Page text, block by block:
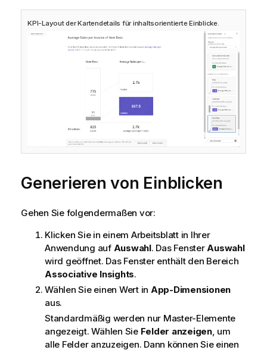
KPI-Layout der Kartendetails für inhaltsorientierte Einblicke.
Generieren von Einblicken
Gehen Sie folgendermaßen vor:
Klicken Sie in einem Arbeitsblatt in Ihrer
Anwendung auf Auswahl. Das FensterAuswahl
wird geöffnet. Das Fenster enthält den Bereich
Associative Insights.
Wählen Sie einen Wert in App-Dimensionen
aus.
Standardmäßig werden nur Master-Elemente
angezeigt. Wählen Sie Felder anzeigen, um
alle Felder anzuzeigen. Dann können Sie einen